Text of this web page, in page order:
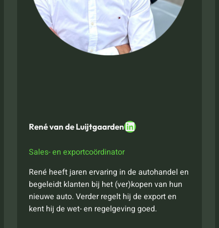
René van de LuijtgaardenLinkedIn
Sales- en exportcoördinator
René heeft jaren ervaring in de autohandel en
begeleidt klanten bij het (ver)kopen van hun
nieuwe auto. Verder regelt hij de export en
kent hij de wet- en regelgeving goed.